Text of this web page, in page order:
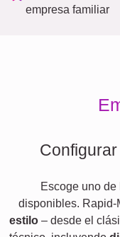
empresa familiar
Escoge uno
disponibles. Rapid-
estilo – desde el